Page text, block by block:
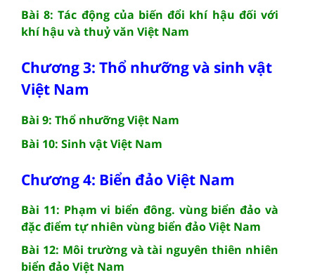
Bài 8: Tác động của biến đổi khí hậu đối với
khí hậu và thuỷ văn Việt Nam
Chương 3: Thổ nhưỡng và sinh vật
Việt Nam
Bài 9: Thổ nhưỡng Việt Nam
Bài 10: Sinh vật Việt Nam
Chương 4: Biển đảo Việt Nam
Bài 11: Phạm vi biển đông. vùng biển đảo và
đặc điểm tự nhiên vùng biển đảo Việt Nam
Bài 12: Môi trường và tài nguyên thiên nhiên
biển đảo Việt Nam